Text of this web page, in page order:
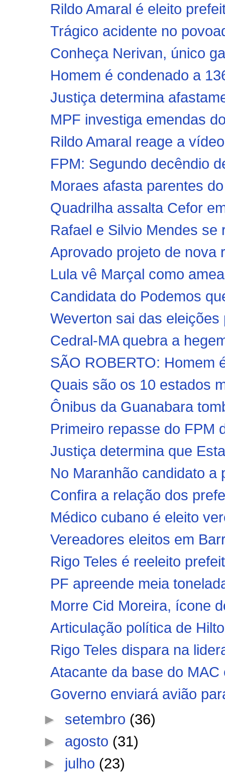
Rildo Amaral é eleito
Trágico acidente no
Conheça Nerivan, único
Homem é condenado a
Justiça determina
MPF investiga emendas
Rildo Amaral reage a
FPM: Segundo decêndio
Moraes afasta parentes
Quadrilha assalta Cefor
Rafael e Silvio Mendes
Aprovado projeto de nova
Lula vê Marçal como
Candidata do Podemos
Weverton sai das
Cedral-MA quebra a
SÃO ROBERTO: Homem
Quais são os 10 estados
Ônibus da Guanabara
Primeiro repasse do FPM
Justiça determina que
No Maranhão candidato a
Confira a relação dos
Médico cubano é eleito
Vereadores eleitos em
Rigo Teles é reeleito
PF apreende meia
Morre Cid Moreira, ícone
Articulação política de
Rigo Teles dispara na
Atacante da base do MAC
Governo enviará avião
► setembro (36)
► agosto (31)
► julho (23)